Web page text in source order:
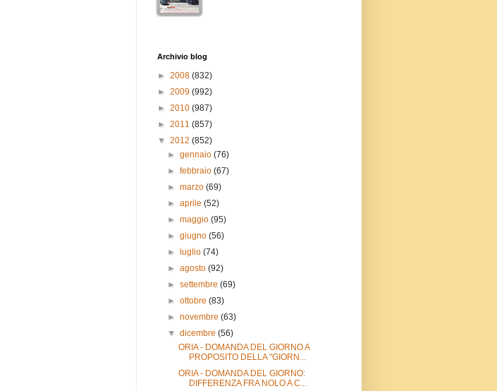
Archivio blog
► 2008 (832)
► 2009 (992)
► 2010 (987)
► 2011 (857)
▼ 2012 (852)
►gennaio(76)
►febbraio(67)
►marzo(69)
►aprile(52)
►maggio(95)
►giugno(56)
►luglio(74)
►agosto(92)
►settembre(69)
►ottobre(83)
►novembre(63)
▼dicembre(56)
ORIA - DOMANDA DEL GIORNO A
PROPOSITO DELLA "GIORN...
ORIA - DOMANDA DEL GIORNO:
DIFFERENZA FRA NOLO A C...